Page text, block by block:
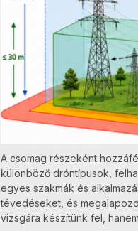
A csomag részeként
különböző dróntípusok,
egyes szakmák és
tévedéseket, és
vizsgára készítünk fel,